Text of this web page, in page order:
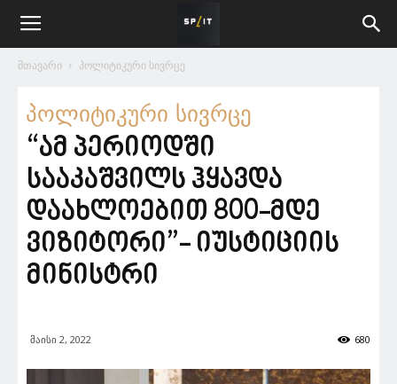
მთავარი პოლიტიკური სივრცე
პოლიტიკური სივრცე
“ამ პერიოდში
სააკაშვილს ჰყავდა
დაახლოებით 800-მდე
ვიზიტორი”- იუსტიციის
მინისტრი
მაისი 2, 2022 680